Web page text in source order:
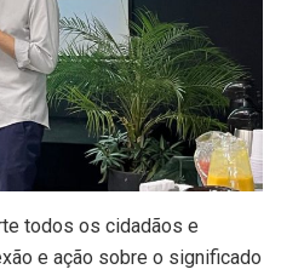
todos os cidadãos e
e ação sobre o significado